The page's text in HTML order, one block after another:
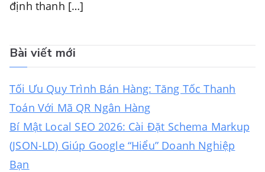
định thanh […]
Bài viết mới
Tối Ưu Quy Trình Bán Hàng: Tăng Tốc Thanh
Toán Với Mã QR Ngân Hàng
Bí Mật Local SEO 2026: Cài Đặt Schema Markup
(JSON-LD) Giúp Google “Hiểu” Doanh Nghiệp
Bạn